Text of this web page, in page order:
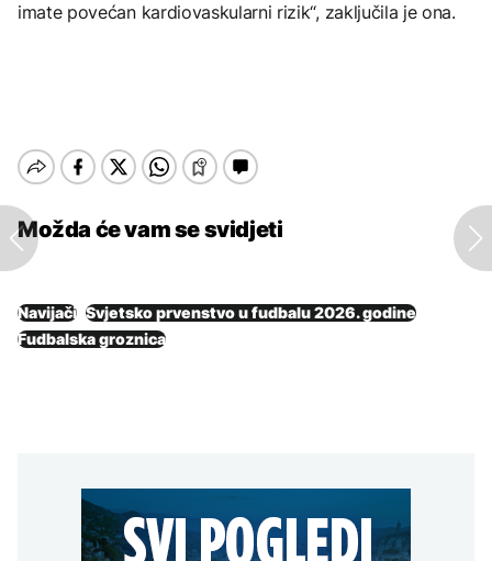
imate povećan kardiovaskularni rizik“, zaključila je ona.
Možda će vam se svidjeti
Navijači Svjetsko prvenstvo u fudbalu 2026. godine
Fudbalska groznica